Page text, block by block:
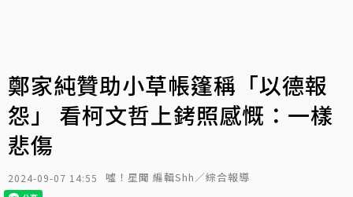
鄭家純贊助小草帳篷稱「以德報
怨」 看柯文哲上銬照感慨：一樣
悲傷
2024-09-07 14:55 噓！星聞 編輯Shh／綜合報導